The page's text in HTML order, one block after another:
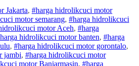
Jakarta, #harga hidrolikcuci motor
cuci motorsemarang, #harga hidrolikcuci
cuci motorAceh, #harga
harga hidrolikcuci motorbanten, #harga
, #harga hidrolikcuci motorgorontalo,
jambi, #harga hidrolikcuci motor
cuci motorBanjarmasin, #harga